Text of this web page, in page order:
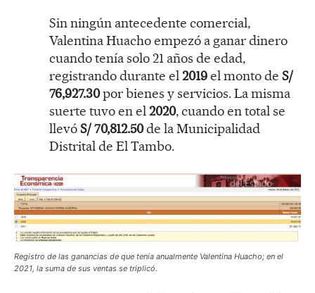
Sin ningún antecedente comercial,
Valentina Huacho empezó a ganar dinero
cuando tenía solo 21 años de edad,
registrando durante el 2019el monto de S/
76,927.30por bienes y servicios. La misma
suerte tuvo en el 2020, cuando en total se
llevóS/ 70,812.50de la Municipalidad
Distrital de El Tambo.
Registro de las ganancias de que tenia anualmente Valentina Huacho; en el
2021, la suma de sus ventas se triplicó.